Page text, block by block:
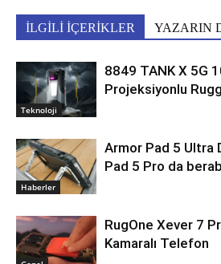
İLGİLİ İÇERİKLER YAZARIN
Teknoloji
8849 TANK X 5G
Projeksiyonlu
Haberler
Armor Pad 5 Ultra
Pad 5 Pro da
RugOne Xever 7
Kamaralı Telefon